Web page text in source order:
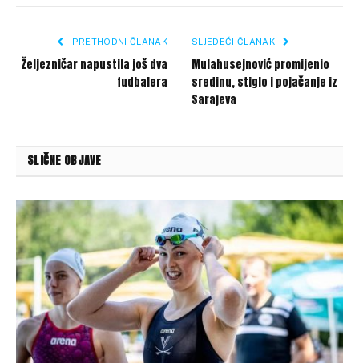
PRETHODNI ČLANAK
Željezničar napustila još dva
fudbalera
SLJEDEĆI ČLANAK
Mulahusejnović promijenio
sredinu, stiglo i pojačanje iz
Sarajeva
SLIČNE OBJAVE